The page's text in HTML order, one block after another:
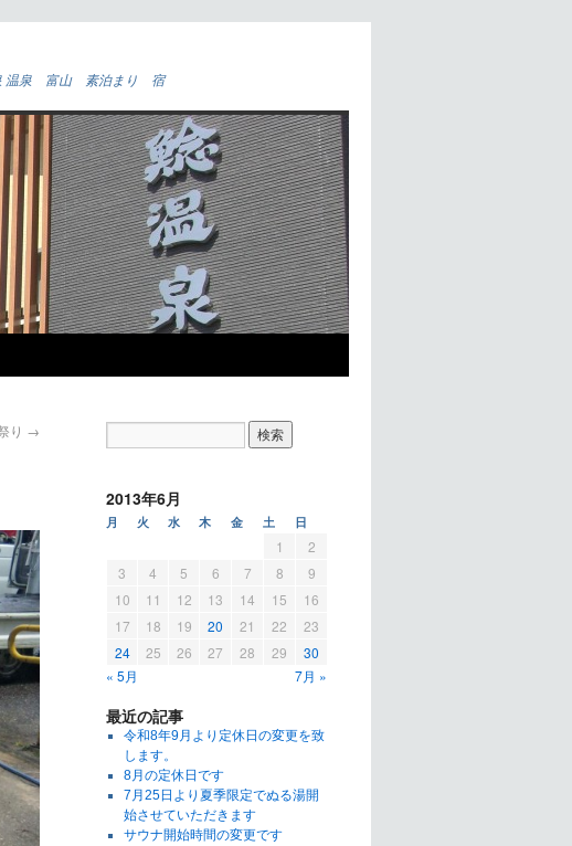
温泉 富山 素泊まり 宿
り →
2013年6月
月 火 水 木 金 土 日
« 5月 7月 »
1
2
3
4 5 6 7 8
9
10
11 12 13 14 15
16
17
18 19 20 21 22
23
24
25 26 27 28 29 30
最近の記事
令和8年9月より定休日の変更を致
します。
8月の定休日です
7月25日より夏季限定でぬる湯開
始させていただきます
サウナ開始時間の変更です